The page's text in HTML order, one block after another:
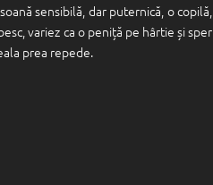
sensibilă, dar puternică, o copilă,
variez ca o peniță pe hârtie și sper
prea repede.